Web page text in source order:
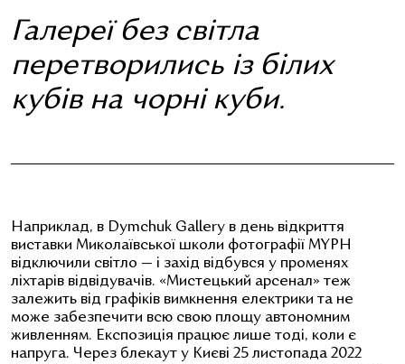
Галереї без світла
перетворились із білих
кубів на чорні куби.
Наприклад, в Dymchuk Gallery в день відкриття
виставки Миколаївської школи фотографії MYPH
відключили світло — і захід відбувся у променях
ліхтарів відвідувачів. «Мистецький арсенал» теж
залежить від графіків вимкнення електрики та не
може забезпечити всю свою площу автономним
живленням. Експозиція працює лише тоді, коли є
напруга. Через блекаут у Києві 25 листопада 2022